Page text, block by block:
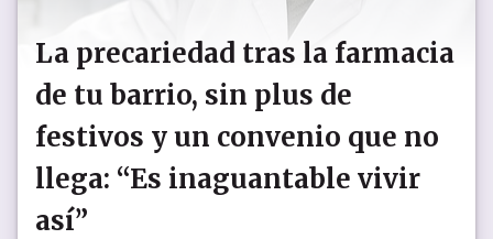
La precariedad tras la farmacia
de tu barrio, sin plus de
festivos y un convenio que no
llega: “Es inaguantable vivir
así”